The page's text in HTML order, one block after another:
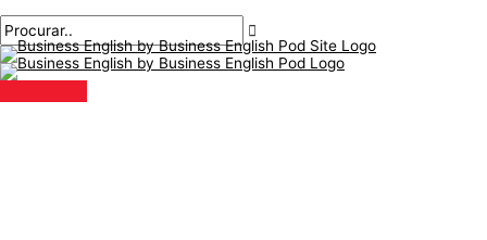
para
o
conteúdo
principal
navegação
aqui..
mail*
T
ó
p
i
P
r
o
c